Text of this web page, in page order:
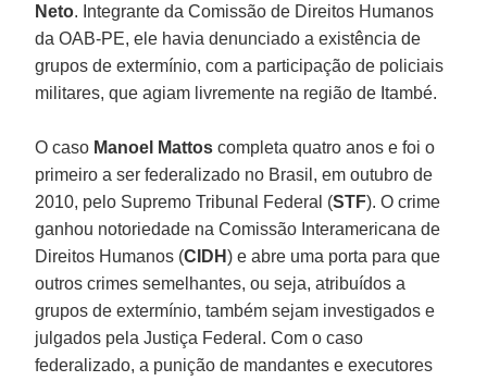
Neto. Integrante da Comissão de Direitos Humanos
da OAB-PE, ele havia denunciado a existência de
grupos de extermínio, com a participação de policiais
militares, que agiam livremente na região de Itambé.
O caso Manoel Mattoscompleta quatro anos e foi o
primeiro a ser federalizado no Brasil, em outubro de
2010, pelo Supremo Tribunal Federal (STF). O crime
ganhou notoriedade na Comissão Interamericana de
Direitos Humanos (CIDH) e abre uma porta para que
outros crimes semelhantes, ou seja, atribuídos a
grupos de extermínio, também sejam investigados e
julgados pela Justiça Federal. Com o caso
federalizado, a punição de mandantes e executores